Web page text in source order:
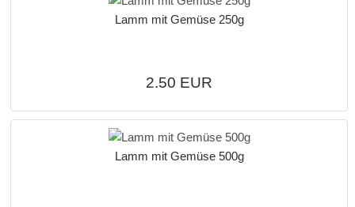
Lamm mit Gemüse 250g
2.50 EUR
Lamm mit Gemüse 500g